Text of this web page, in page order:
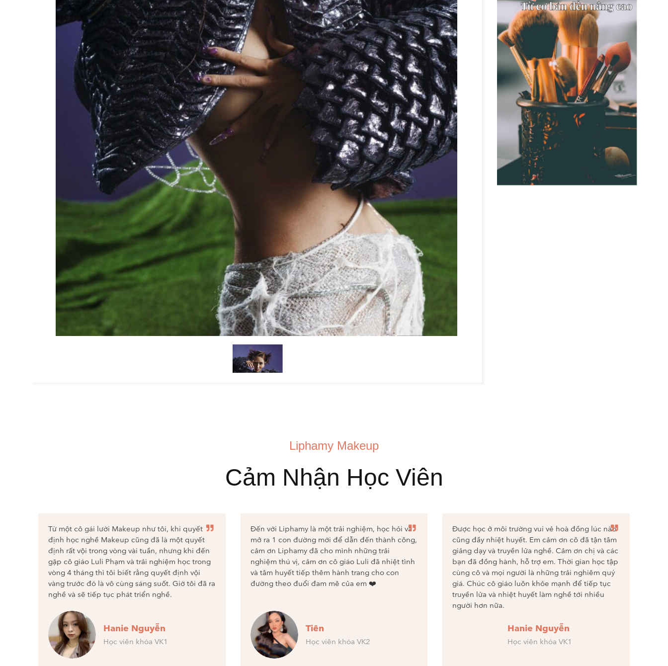
Liphamy Makeup
Cảm Nhận Học Viên
Từ một cô gái lười Makeup như tôi, khi quyết
định học nghề Makeup cũng đã là một quyết
định rất vội trong vòng vài tuần, nhưng khi đến
gặp cô giáo Luli Phạm và trải nghiệm học trong
vòng 4 tháng thì tôi biết rằng quyết định vội
vàng trước đó là vô cùng sáng suốt. Giờ tôi đã ra
nghề và sẽ tiếp tục phát triển nghề.
Hanie Nguyễn
Học viên khóa VK1
Đến với Liphamy là một trải nghiệm, học hỏi và
mở ra 1 con đường mới để dẫn đến thành công,
cảm ơn Liphamy đã cho mình những trải
nghiệm thú vị, cảm ơn cô giáo Luli đã nhiệt tình
và tâm huyết tiếp thêm hành trang cho con
đường theo đuổi đam mê của em ❤️
Tiên
Học viên khóa VK2
Được học ở môi trường vui vẻ hoà đồng lúc nào
cũng đầy nhiệt huyết. Em cảm ơn cô đã tận tâm
giảng dạy và truyền lửa nghề. Cảm ơn chị và các
bạn đã đồng hành, hỗ trợ em. Thời gian học tập
cùng cô và mọi người là những trải nghiêm quý
giá. Chúc cô giáo luôn khỏe mạnh để tiếp tục
truyền lửa và nhiệt huyết làm nghề tới nhiều
người hơn nữa.
Hanie Nguyễn
Học viên khóa VK1